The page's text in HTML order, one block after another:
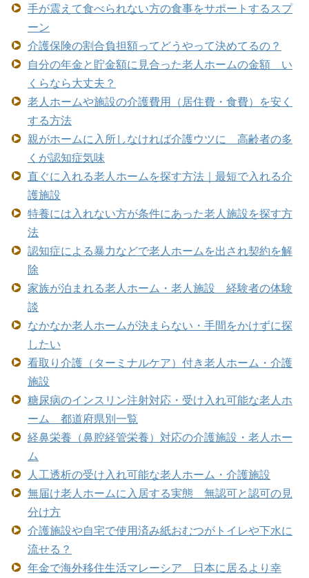
手が震えて食べられない方の食事をサポートするスプ
ーン
介護保険の割合負担額ってどうやって決めてるの？
自分の年金と貯金額に見合った老人ホームの金額 い
くらなら大丈夫？
老人ホームや施設の介護費用（居住費・食費）を安く
する方法
親がホームに入所しなければ介護ウツに 高齢者の多
くが認知症気味
直ぐに入れる老人ホームを探す方法｜最短で入れる介
護施設
特養には入れない方が条件にあった老人施設を探す方
法
認知症による暴力などで老人ホームを出され契約を解
除
家族が泊まれる老人ホーム・老人施設 経験者の体験
談
なかなか老人ホームが決まらない・手間をかけずに探
したい
看取り介護（ターミナルケア）付き老人ホーム・介護
施設
糖尿病のインスリン注射対応・受け入れ可能な老人ホ
ーム 都道府県別一覧
経鼻栄養（鼻腔経管栄養）対応の介護施設・老人ホー
ム
人工透析の受け入れ可能な老人ホーム・介護施設
無届け老人ホームに入居する実態 無認可と認可の見
分け方
介護施設や自宅で使用済み紙おむつがトイレや下水に
流せる？
年金で海外移住生活マレーシア 日本に居るより幸